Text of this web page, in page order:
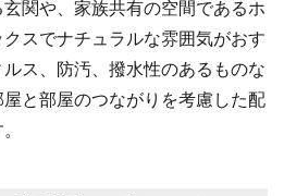
関や、家族共有の空間であるホ
スでナチュラルな雰囲気がおす
ス、防汚、撥水性のあるものな
と部屋のつながりを考慮した配